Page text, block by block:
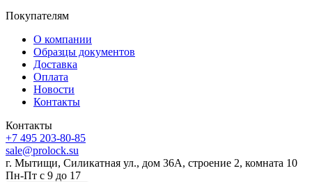
Покупателям
О компании
Образцы документов
Доставка
Оплата
Новости
Контакты
Контакты
+7 495 203-80-85
sale@prolock.su
г. Мытищи, Силикатная ул., дом 36А, строение 2, комната 10
Пн-Пт с 9 до 17